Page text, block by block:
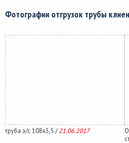
Фотографии отгрузок трубы
труба э/с 108х3,5 / 21.06.2017